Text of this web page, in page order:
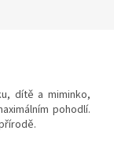
dítě a miminko,
pohodlí.